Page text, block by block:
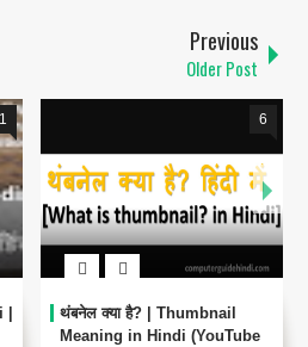
Previous
Older Post
1 6
थंबनेल क्या है? | Thumbnail
Meaning in Hindi (YouTube